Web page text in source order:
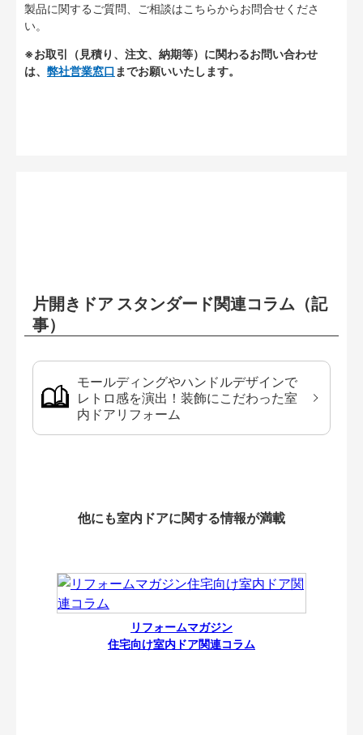
製品に関するご質問、ご相談はこちらからお問合せくださ
い。
※お取引（見積り、注文、納期等）に関わるお問い合わせ
は、 弊社営業窓口 までお願いいたします。
片開きドア スタンダード関連コラム（記
事）
モールディングやハンドルデザインで
レトロ感を演出！装飾にこだわった室
内ドアリフォーム
他にも室内ドアに関する情報が満載
リフォームマガジン
住宅向け室内ドア関連コラム